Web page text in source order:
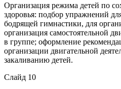
Организация режима детей по
здоровья: подбор упражнений
бодрящей гимнастики, для
организация самостоятельной
в группе; оформление
организации двигательной
закаливанию детей.
Слайд 10